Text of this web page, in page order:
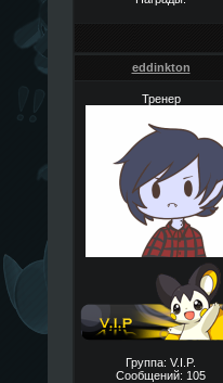
eddinkton
Тренер
Группа: V.I.P.
Сообщений: 105